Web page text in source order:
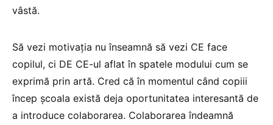
vâstă.
Să vezi motivația nu înseamnă să vezi CE face
copilul, ci DE CE-ul aflat în spatele modului cum se
exprimă prin artă. Cred că în momentul când copiii
încep școala există deja oportunitatea interesantă de
a introduce colaborarea. Colaborarea îndeamnă